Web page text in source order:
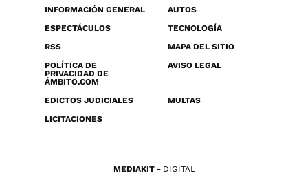
INFORMACIÓN GENERAL
AUTOS
ESPECTÁCULOS
TECNOLOGÍA
RSS
MAPA DEL SITIO
POLÍTICA DE
PRIVACIDAD DE
ÁMBITO.COM
AVISO LEGAL
EDICTOS JUDICIALES
MULTAS
LICITACIONES
MEDIAKIT DIGITAL